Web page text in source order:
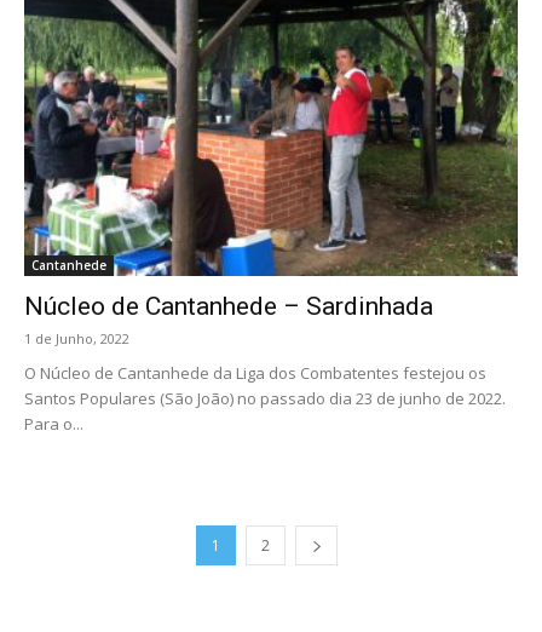
Cantanhede
Núcleo de Cantanhede – Sardinhada
1 de Junho, 2022
O Núcleo de Cantanhede da Liga dos Combatentes festejou os
Santos Populares (São João) no passado dia 23 de junho de 2022.
Para o...
1 2